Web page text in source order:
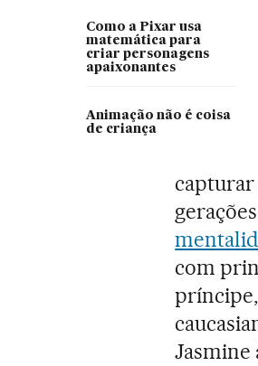
Como a Pixar usa
matemática para
criar personagens
apaixonantes
Animação não é coisa
de criança
capturar
com
príncipe,